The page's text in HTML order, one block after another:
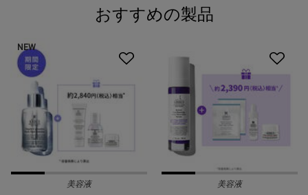
おすすめの製品
NEW
美容液 美容液